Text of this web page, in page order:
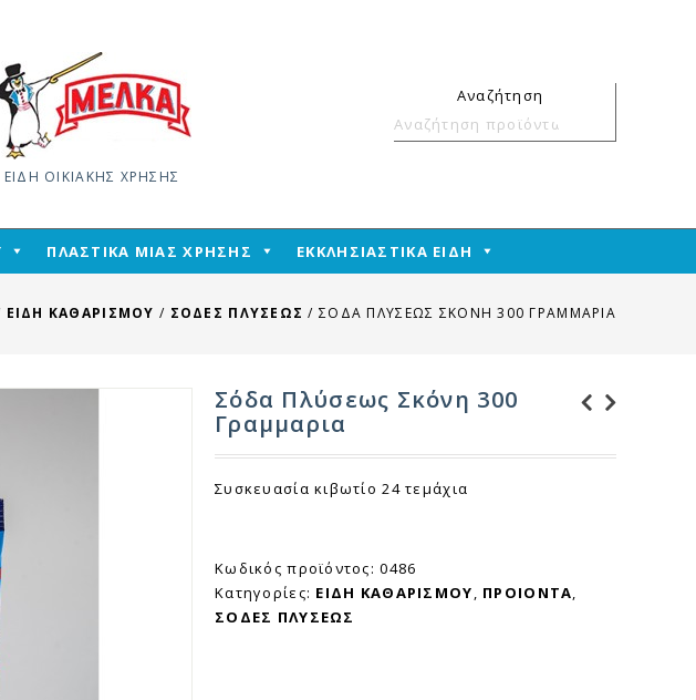
ΕΙΔΗ ΟΙΚΙΑΚΗΣ ΧΡΗΣΗΣ
Αναζήτηση
Αναζήτηση
για:
ΠΛΑΣΤΙΚΑ ΜΙΑΣ ΧΡΗΣΗΣ ΕΚΚΛΗΣΙΑΣΤΙΚΑ ΕΙΔΗ
ΕΙΔΗ ΚΑΘΑΡΙΣΜΟΥ / ΣΟΔΕΣ ΠΛΥΣΕΩΣ /ΣΌΔΑ ΠΛΎΣΕΩΣ ΣΚΌΝΗ 300 ΓΡΑΜΜΑΡΙΑ
Σόδα Πλύσεως Σκόνη 300
Γραμμαρια
Συσκευασία κιβωτίο 24 τεμάχια
Κωδικός προϊόντος:0486
Κατηγορίες: ΕΙΔΗ ΚΑΘΑΡΙΣΜΟΥ, ΠΡΟΙΟΝΤΑ,
ΣΟΔΕΣ ΠΛΥΣΕΩΣ